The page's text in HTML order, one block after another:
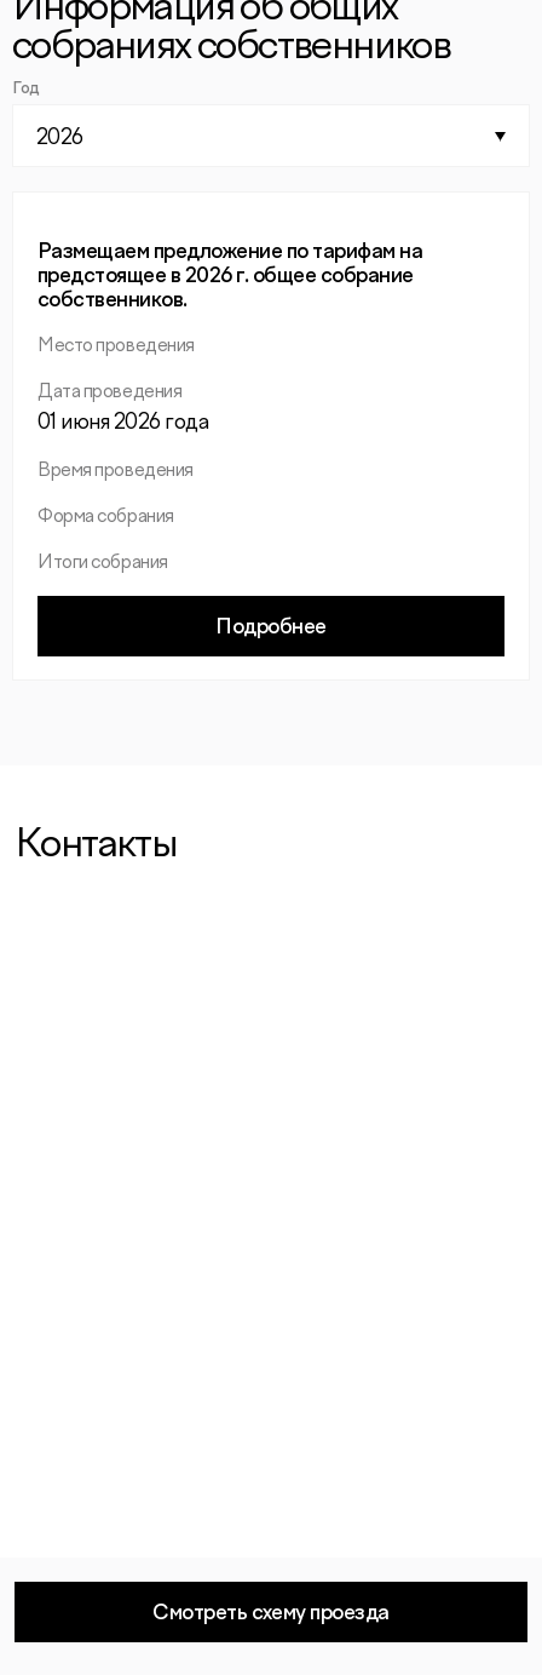
Информация об общих
собраниях собственников
Год
2026
Размещаем предложение по тарифам на
предстоящее в 2026 г. общее собрание
собственников.
Место проведения
Дата проведения
01 июня 2026 года
Время проведения
Форма собрания
Итоги собрания
Подробнее
Контакты
Смотреть схему проезда